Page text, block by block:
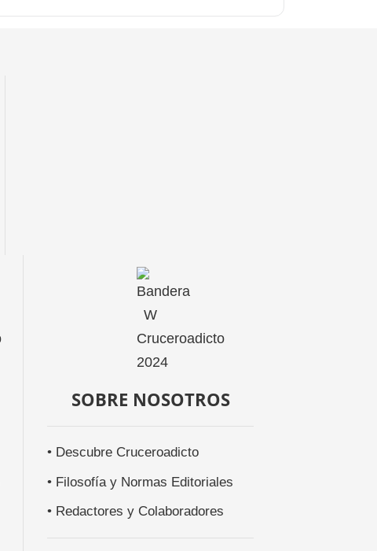
SOBRE NOSOTROS
• Descubre Cruceroadicto
• Filosofía y Normas Editoriales
• Redactores y Colaboradores